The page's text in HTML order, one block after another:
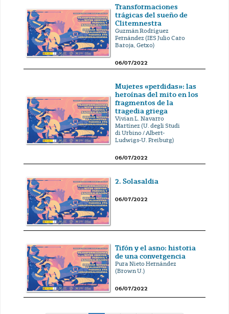
Transformaciones
trágicas del sueño de
Clitemnestra
Guzmán Rodríguez
Fernández (IES Julio Caro
Baroja, Getxo)
06/07/2022
Mujeres «perdidas»: las
heroínas del mito en los
fragmentos de la
tragedia griega
Vivian L. Navarro
Martínez (U. degli Studi
di Urbino / Albert-
Ludwigs-U. Freiburg)
06/07/2022
2. Solasaldia
06/07/2022
Tifón y el asno: historia
de una convergencia
Pura Nieto Hernández
(Brown U.)
06/07/2022